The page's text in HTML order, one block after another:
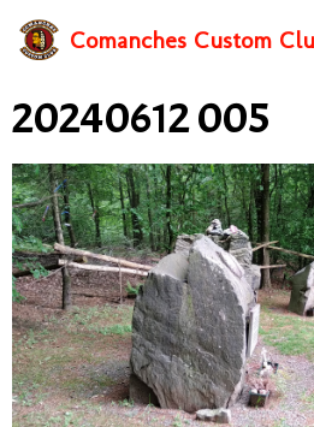
Comanches Custom
20240612 005